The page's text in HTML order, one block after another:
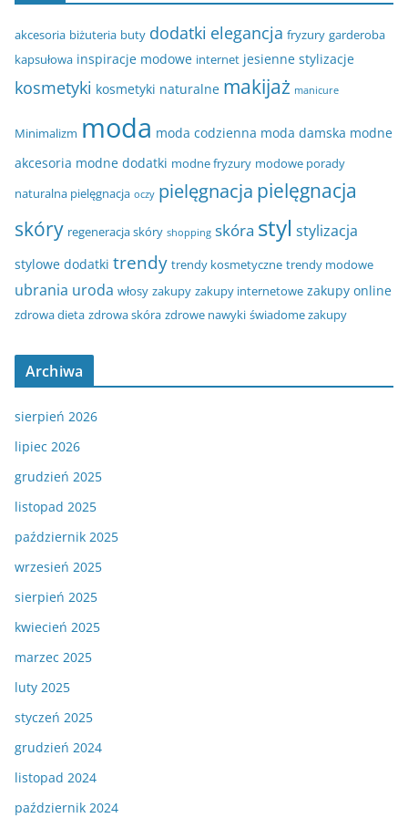
akcesoria biżuteria buty dodatki elegancja fryzury garderoba
kapsułowa inspiracje modowe internet jesienne stylizacje
kosmetyki kosmetyki naturalne makijaż manicure
Minimalizm moda moda codzienna moda damska modne
akcesoria modne dodatki modne fryzury modowe porady
naturalna pielęgnacja oczy pielęgnacja pielęgnacja
skóry regeneracja skóry shopping skóra styl stylizacja
stylowe dodatki trendy trendy kosmetyczne trendy modowe
ubrania uroda włosy zakupy zakupy internetowe zakupy online
zdrowa dieta zdrowa skóra zdrowe nawyki świadome zakupy
Archiwa
sierpień 2026
lipiec 2026
grudzień 2025
listopad 2025
październik 2025
wrzesień 2025
sierpień 2025
kwiecień 2025
marzec 2025
luty 2025
styczeń 2025
grudzień 2024
listopad 2024
październik 2024